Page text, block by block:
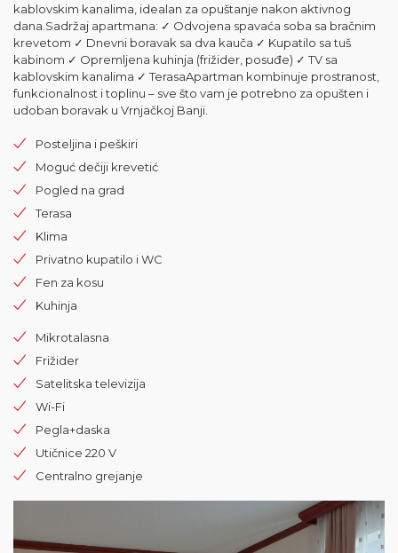
kablovskim kanalima, idealan za opuštanje nakon aktivnog
dana.Sadržaj apartmana: ✓ Odvojena spavaća soba sa bračnim
krevetom ✓ Dnevni boravak sa dva kauča ✓ Kupatilo sa tuš
kabinom ✓ Opremljena kuhinja (frižider, posuđe) ✓ TV sa
kablovskim kanalima ✓ TerasaApartman kombinuje prostranost,
funkcionalnost i toplinu – sve što vam je potrebno za opušten i
udoban boravak u Vrnjačkoj Banji.
Posteljina i peškiri
Moguć dečiji krevetić
Pogled na grad
Terasa
Klima
Privatno kupatilo i WC
Fen za kosu
Kuhinja
Mikrotalasna
Frižider
Satelitska televizija
Wi-Fi
Pegla+daska
Utičnice 220 V
Centralno grejanje